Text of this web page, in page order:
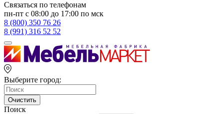
Связаться по телефонам
пн-пт с 08:00 до 17:00 по мск
8 (800) 350 76 26
8 (991) 316 52 52
Выберите город:
Очистить
Поиск